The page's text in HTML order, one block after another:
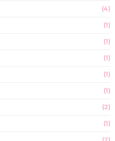
(4)
(1)
(1)
(1)
(1)
(1)
(2)
(1)